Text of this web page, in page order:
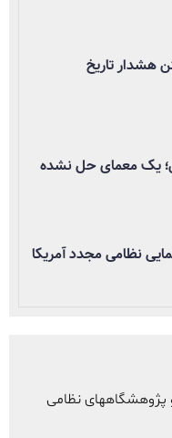
هشدار تاریخ
یک معمای حل نشده
نظامی مجدد آمریکا
پژوهشگاههای نظامی